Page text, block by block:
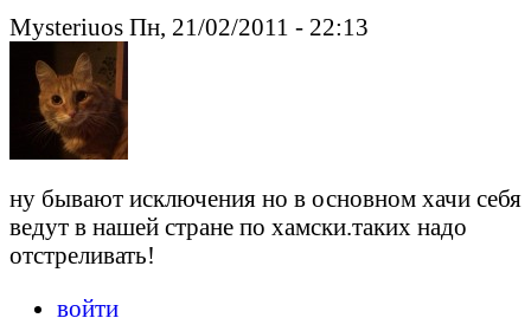
Mysteriuos Пн, 21/02/2011 - 22:13
ну бывают исключения но в основном хачи себя
ведут в нашей стране по хамски.таких надо
отстреливать!
войти